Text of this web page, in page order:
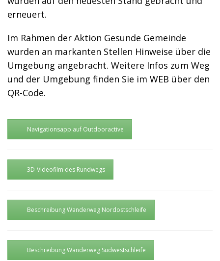
erneuert.
Im Rahmen der Aktion Gesunde Gemeinde
wurden an markanten Stellen Hinweise über die
Umgebung angebracht. Weitere Infos zum Weg
und der Umgebung finden Sie im WEB über den
QR-Code.
Navigationsapp auf Outdooractive
3D-Videofilm des Rundwegs
Beschreibung Wanderweg Nordostschleife
Beschreibung Wanderweg Südwestschleife